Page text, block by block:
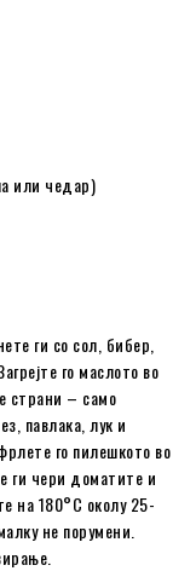
или чедар)
ги со сол, бибер,
го маслото во
страни – само
павлака, лук и
го пилешкото во
ги чери доматите и
на 180°C околу 25-
не порумени.